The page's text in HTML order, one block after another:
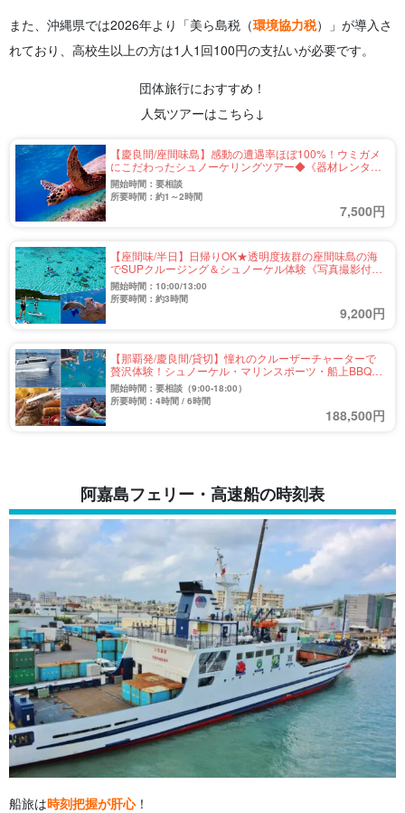
また、沖縄県では2026年より「美ら島税（環境協力税）」が導入さ
れており、高校生以上の方は1人1回100円の支払いが必要です。
団体旅行におすすめ！
人気ツアーはこちら↓
【慶良間/座間味島】感動の遭遇率ほぼ100%！ウミガメ
にこだわったシュノーケリングツアー◆《器材レンタル
無料》（No.327）
開始時間：要相談
所要時間：約1～2時間
7,500円
【座間味/半日】日帰りOK★透明度抜群の座間味島の海
でSUPクルージング＆シュノーケル体験《写真撮影付
き》天候に合わせてベストなポイントへご案内！
（No.388）
開始時間：10:00/13:00
所要時間：約3時間
9,200円
【那覇発/慶良間/貸切】憧れのクルーザーチャーターで
贅沢体験！シュノーケル・マリンスポーツ・船上BBQを
満喫☆＜最大45名まで乗船OK＞セルリアンドリームVで
慶良間の絶景へ（No.408）
開始時間：要相談（9:00-18:00）
所要時間：4時間 / 6時間
188,500円
阿嘉島フェリー・高速船の時刻表
船旅は時刻把握が肝心！